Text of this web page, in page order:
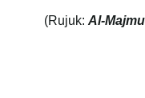
(Rujuk: Al-